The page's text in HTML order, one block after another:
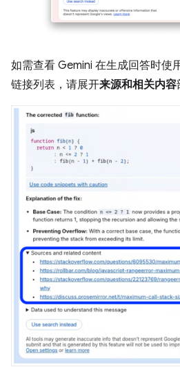
如需查看 Gemini 在生成回答时使
链接列表，请展开来源和相关内容